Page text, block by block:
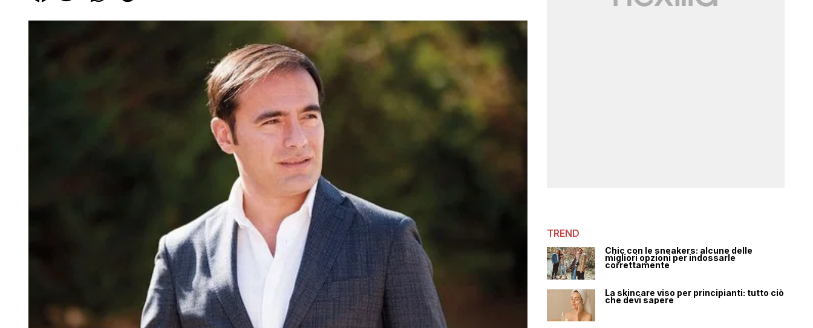
TREND
Chic con le sneakers: alcune delle
migliori opzioni per indossarle
correttamente
La skincare viso per principianti: tutto ciò
che devi sapere